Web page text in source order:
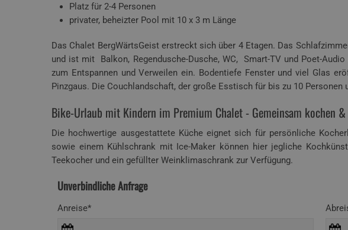
Platz für 2-4 Personen
privater, beheizter Pool mit 10 x 3 m Länge
Das Chalet BergWärtsGeist erstreckt sich über 4 Etagen. Das
und ist mit Balkon, Regendusche-Dusche, WC, Smart-TV und Poet-
zum Entspannen und Verweilen ein. Bodentiefe Fenster und viel Glas
Pinzgaus. Die Couchlandschaft, der große Esstisch für bis zu 10
Bike-Urlaub mit Kindern im Premium Chalet - Gemeinsam kochen
Die hochwertige ausgestattete Küche eignet sich für persönliche
sowie einem Kühlschrank mit Ice-Maker können hier jegliche
Teekocher und ein gefüllter Weinklimaschrank zur Verfügung.
Unverbindliche Anfrage
Anreise*